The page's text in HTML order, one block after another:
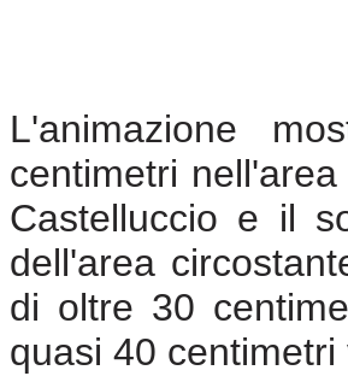
L'animazione
centimetri
Castelluccio e il
dell'area
di oltre 30
quasi 40 centimetri